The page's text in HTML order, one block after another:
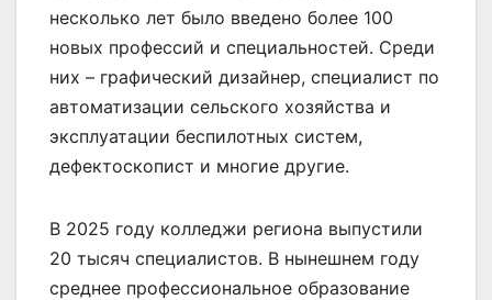
несколько лет было введено более 100
новых профессий и специальностей. Среди
них – графический дизайнер, специалист по
автоматизации сельского хозяйства и
эксплуатации беспилотных систем,
дефектоскопист и многие другие.
В 2025 году колледжи региона выпустили
20 тысяч специалистов. В нынешнем году
среднее профессиональное образование